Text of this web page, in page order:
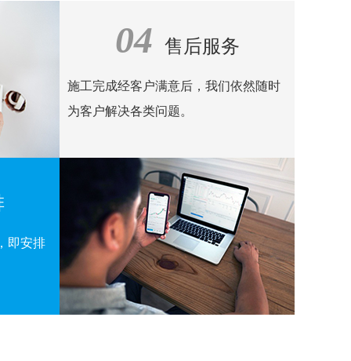
即安排
04 售后服务
施工完成经客户满意后，我们依然随时
为客户解决各类问题。